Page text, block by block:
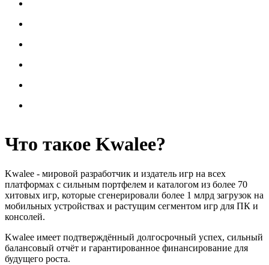
Что такое Kwalee?
Kwalee - мировой разработчик и издатель игр на всех
платформах с сильным портфелем и каталогом из более 70
хитовых игр, которые сгенерировали более 1 млрд загрузок на
мобильных устройствах и растущим сегментом игр для ПК и
консолей.
Kwalee имеет подтверждённый долгосрочный успех, сильный
балансовый отчёт и гарантированное финансирование для
будущего роста.